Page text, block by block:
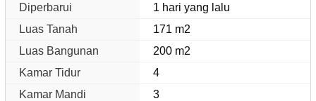
Diperbarui
1 hari yang lalu
Luas Tanah
171 m2
Luas Bangunan
200 m2
Kamar Tidur
4
Kamar Mandi
3